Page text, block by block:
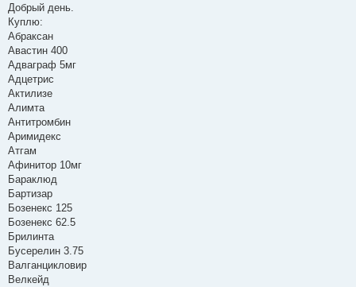
о
щ
е
н
и
е
Добрый день.
Куплю:
Абраксан
Авастин 400
Адваграф 5мг
Адцетрис
Актилизе
Алимта
Антитромбин
Аримидекс
Атгам
Афинитор 10мг
Бараклюд
Бартизар
Бозенекс 125
Бозенекс 62.5
Брилинта
Бусерелин 3.75
Валганцикловир
Велкейд